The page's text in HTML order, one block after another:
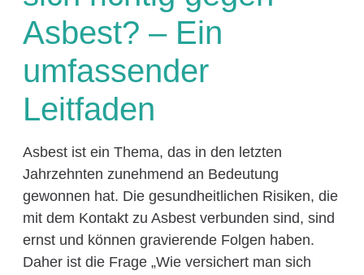
Asbest? – Ein
umfassender
Leitfaden
Asbest ist ein Thema, das in den letzten
Jahrzehnten zunehmend an Bedeutung
gewonnen hat. Die gesundheitlichen Risiken, die
mit dem Kontakt zu Asbest verbunden sind, sind
ernst und können gravierende Folgen haben.
Daher ist die Frage „Wie versichert man sich